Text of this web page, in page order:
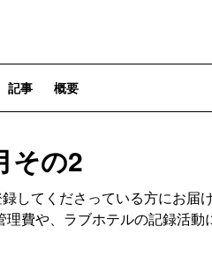
記事 概要
その2
してくださっている方にお届
費や、ラブホテルの記録活動